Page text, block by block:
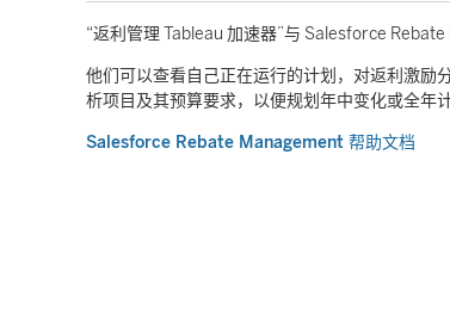
“返利管理 Tableau 加速器”与 Salesforce
他们可以查看自己正在运行的计划，对返利激励
析项目及其预算要求，以便规划年中变化或全年
Salesforce Rebate Management 帮助文档